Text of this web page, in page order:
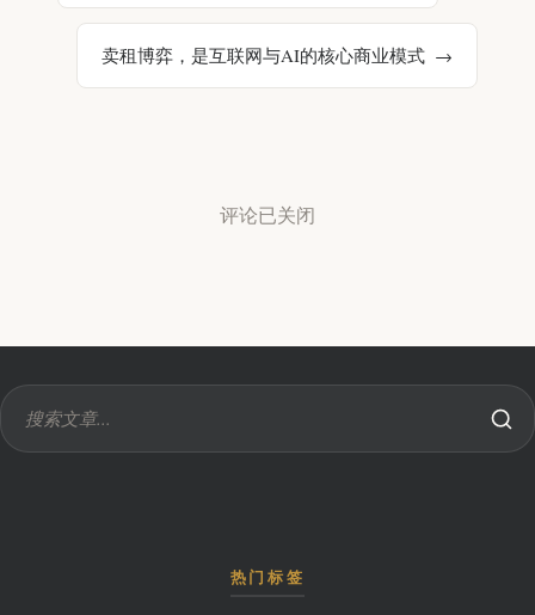
卖租博弈，是互联网与AI的核心商业模式
评论已关闭
热门标签